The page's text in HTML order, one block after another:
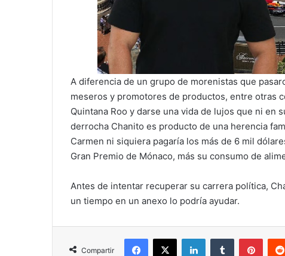
A diferencia de un grupo de morenistas que
meseros y promotores de productos, entre otras
Quintana Roo y darse una vida de lujos que ni en
derrocha Chanito es producto de una herencia
Carmen ni siquiera pagaría los más de 6 mil
Gran Premio de Mónaco, más su consumo de
Antes de intentar recuperar su carrera política,
un tiempo en un anexo lo podría ayudar.
Compartir
Facebook
X LinkedInTumblr